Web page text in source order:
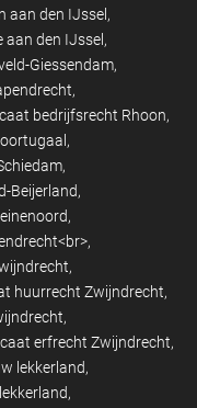
aan den IJssel
den IJssel
Giessendam
bedrijfsrecht Rhoon
Beijerland
huurrecht Zwijndrecht
erfrecht Zwijndrecht
lekkerland